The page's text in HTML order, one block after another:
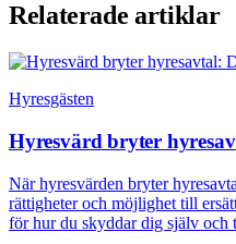
Relaterade artiklar
Hyresgästen
Hyresvärd bryter
När hyresvärden bryter
rättigheter och möjlighet till
för hur du skyddar dig själv och